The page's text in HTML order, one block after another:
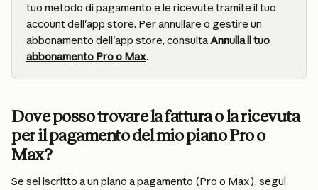
tuo metodo di pagamento e le ricevute tramite il tuo
account dell'app store. Per annullare o gestire un
abbonamento dell'app store, consulta Annulla il tuo
abbonamento Pro o Max.
Dove posso trovare la fattura o la ricevuta
per il pagamento del mio piano Pro o
Max?
Se sei iscritto a un piano a pagamento (Pro o Max), segui